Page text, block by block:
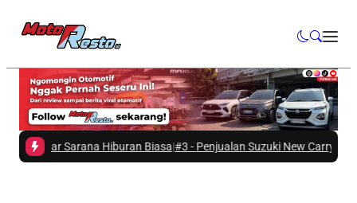
Sarana Hiburan Biasa|#3 -Penjualan Suzuki New Carry Masih